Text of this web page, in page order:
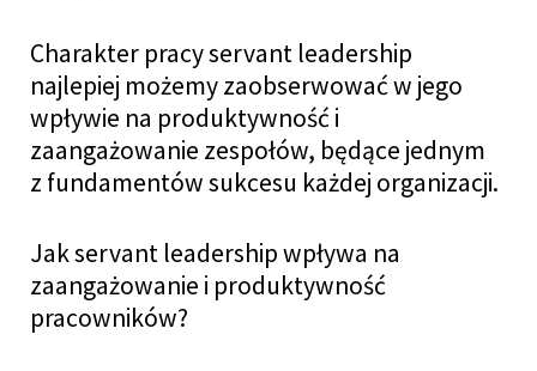
Charakter pracy servant leadership
najlepiej możemy zaobserwować w jego
wpływie na produktywność i
zaangażowanie zespołów, będące jednym
z fundamentów sukcesu każdej organizacji.
Jak servant leadership wpływa na
zaangażowanie i produktywność
pracowników?